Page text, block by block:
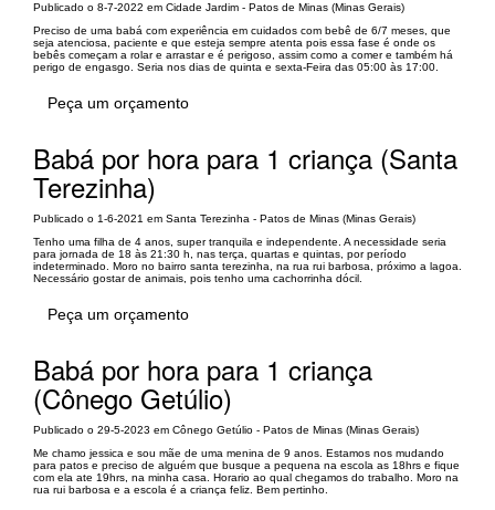
Publicado o 8-7-2022 em Cidade Jardim - Patos de Minas (Minas Gerais)
Preciso de uma babá com experiência em cuidados com bebê de 6/7 meses, que
seja atenciosa, paciente e que esteja sempre atenta pois essa fase é onde os
bebês começam a rolar e arrastar e é perigoso, assim como a comer e também há
perigo de engasgo. Seria nos dias de quinta e sexta-Feira das 05:00 às 17:00.
Peça um orçamento
Babá por hora para 1 criança (Santa
Terezinha)
Publicado o 1-6-2021 em Santa Terezinha - Patos de Minas (Minas Gerais)
Tenho uma filha de 4 anos, super tranquila e independente. A necessidade seria
para jornada de 18 às 21:30 h, nas terça, quartas e quintas, por período
indeterminado. Moro no bairro santa terezinha, na rua rui barbosa, próximo a lagoa.
Necessário gostar de animais, pois tenho uma cachorrinha dócil.
Peça um orçamento
Babá por hora para 1 criança
(Cônego Getúlio)
Publicado o 29-5-2023 em Cônego Getúlio - Patos de Minas (Minas Gerais)
Me chamo jessica e sou mãe de uma menina de 9 anos. Estamos nos mudando
para patos e preciso de alguém que busque a pequena na escola as 18hrs e fique
com ela ate 19hrs, na minha casa. Horario ao qual chegamos do trabalho. Moro na
rua rui barbosa e a escola é a criança feliz. Bem pertinho.